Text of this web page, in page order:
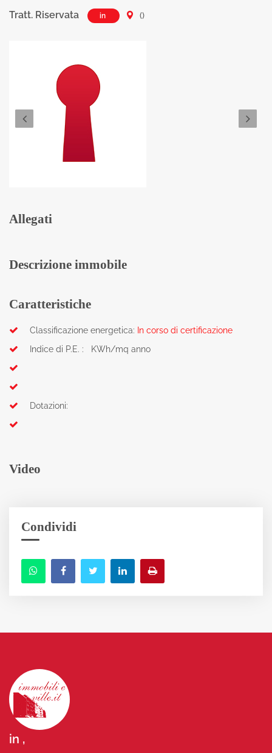
Tratt. Riservata in ()
Allegati
Descrizione immobile
Caratteristiche
Classificazione energetica: In corso di certificazione
Indice di P.E. : KWh/mq anno
Dotazioni:
Video
Condividi
in ,